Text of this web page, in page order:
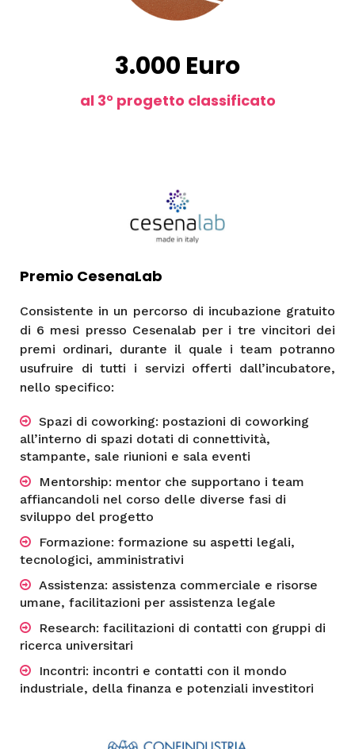
3.000 Euro
al 3° progetto classificato
Premio CesenaLab
Consistente in un percorso di incubazione gratuito
di 6 mesi presso Cesenalab per i tre vincitori dei
premi ordinari, durante il quale i team potranno
usufruire di tutti i servizi offerti dall’incubatore,
nello specifico:
Spazi di coworking: postazioni di coworking
all’interno di spazi dotati di connettività,
stampante, sale riunioni e sala eventi
Mentorship: mentor che supportano i team
affiancandoli nel corso delle diverse fasi di
sviluppo del progetto
Formazione: formazione su aspetti legali,
tecnologici, amministrativi
Assistenza: assistenza commerciale e risorse
umane, facilitazioni per assistenza legale
Research: facilitazioni di contatti con gruppi di
ricerca universitari
Incontri: incontri e contatti con il mondo
industriale, della finanza e potenziali investitori